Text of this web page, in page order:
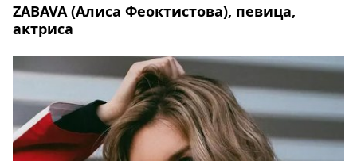
ZABAVA (Алиса Феоктистова), певица,
актриса